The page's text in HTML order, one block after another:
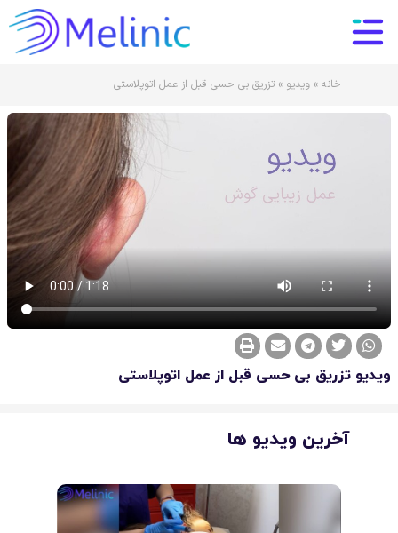
خانه » ویدیو » تزریق بی حسی قبل از عمل اتوپلاستی
ویدیو تزریق بی حسی قبل از عمل اتوپلاستی
آخرین ویدیو ها